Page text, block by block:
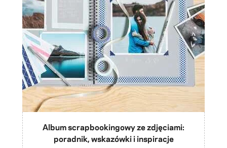
Album scrapbookingowy ze zdjęciami:
poradnik, wskazówki i inspiracje